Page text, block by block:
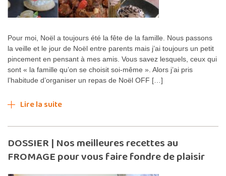
Pour moi, Noël a toujours été la fête de la famille. Nous passons
la veille et le jour de Noël entre parents mais j’ai toujours un petit
pincement en pensant à mes amis. Vous savez lesquels, ceux qui
sont « la famille qu’on se choisit soi-même ». Alors j’ai pris
l’habitude d’organiser un repas de Noël OFF […]
Lire la suite
DOSSIER | Nos meilleures recettes au
FROMAGE pour vous faire fondre de plaisir